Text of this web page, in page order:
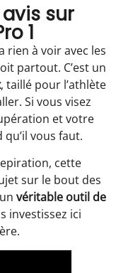
sur
1
rien à voir avec les
partout. C’est un
, taillé pour l’athlète
Si vous visez
et votre
vous faut.
cette
sur le bout des
véritable outil de
investissez ici